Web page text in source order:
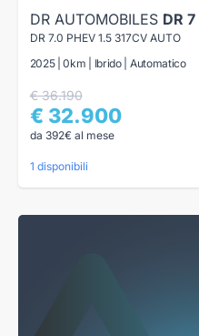
DR AUTOMOBILES DR 7
DR 7.0 PHEV 1.5 317CV AUTO
2025 | 0km | Ibrido | Automatico
€ 36.190
€ 32.900
da 392€ al mese
1 disponibili